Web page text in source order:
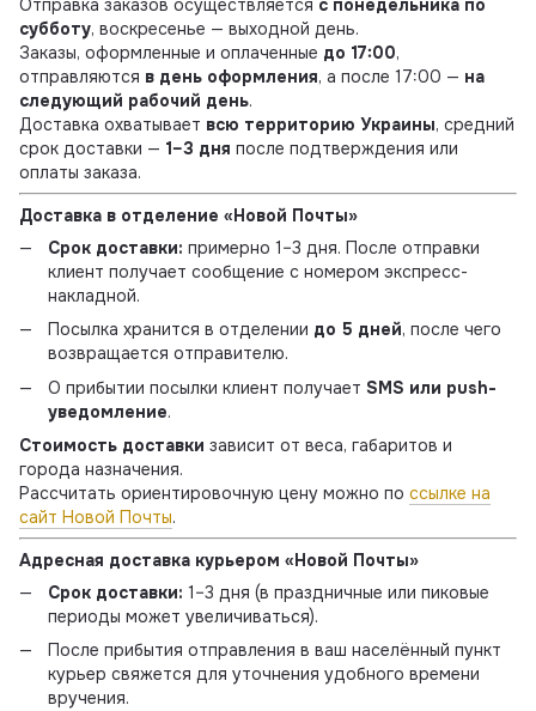
Отправка заказов осуществляется с понедельника по
субботу, воскресенье — выходной день.
Заказы, оформленные и оплаченные до 17:00,
отправляются в день оформления, а после 17:00 — на
следующий рабочий день.
Доставка охватывает всю территорию Украины, средний
срок доставки — 1–3 дня после подтверждения или
оплаты заказа.
Доставка в отделение «Новой Почты»
Срок доставки: примерно 1–3 дня. После отправки
клиент получает сообщение с номером экспресс-
накладной.
Посылка хранится в отделении до 5 дней, после чего
возвращается отправителю.
О прибытии посылки клиент получает SMS или push-
уведомление.
Стоимость доставки зависит от веса, габаритов и
города назначения.
Рассчитать ориентировочную цену можно по ссылке на
сайт Новой Почты.
Адресная доставка курьером «Новой Почты»
Срок доставки: 1–3 дня (в праздничные или пиковые
периоды может увеличиваться).
После прибытия отправления в ваш населённый пункт
курьер свяжется для уточнения удобного времени
вручения.